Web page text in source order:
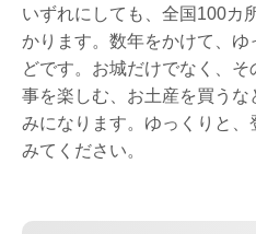
いずれにしても、全国100カ
かります。数年をかけて、
どです。お城だけでなく、
事を楽しむ、お土産を買う
みになります。ゆっくりと
みてください。